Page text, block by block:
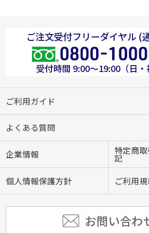
ご注文受付フリーダイヤル (
受付時間 9:00～19:00（日・
ご利用ガイド
よくある質問
企業情報 特定商
記
個人情報保護方針
ご利用
お問い合わ